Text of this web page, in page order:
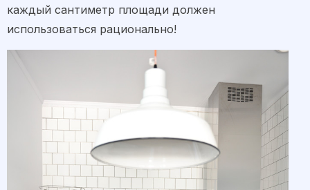
каждый сантиметр площади должен
использоваться рационально!